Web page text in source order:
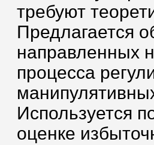
требуют
Предлагается
направленных
процесса
Используется
оценке